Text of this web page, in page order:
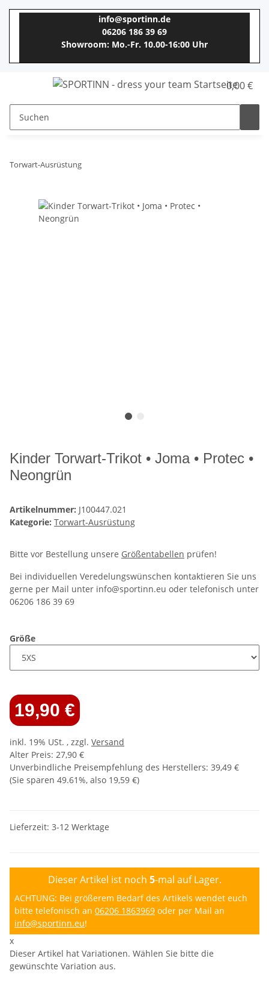
info@sportinn.de
06206 186 39 69
Showroom: Mo.-Fr. 10.00-16:00 Uhr
0,00 €
Torwart-Ausrüstung
Kinder Torwart-Trikot • Joma • Protec •
Neongrün
Artikelnummer: J100447.021
Kategorie: Torwart-Ausrüstung
Bitte vor Bestellung unsere Größentabellen prüfen!
Bei individuellen Veredelungswünschen kontaktieren Sie uns
gerne per Mail unter info@sportinn.eu oder telefonisch unter
06206 186 39 69
Größe
19,90 €
inkl. 19% USt. , zzgl. Versand
Alter Preis: 27,90 €
Unverbindliche Preisempfehlung des Herstellers: 39,49 €
(Sie sparen 49.61%, also 19,59 €)
Lieferzeit: 3-12 Werktage
Dieser Artikel ist noch 5-mal auf Lager.
ACHTUNG: Bei größerem Bedarf des Artikels wendet euch
bitte telefonisch an 06206 1863969 oder per Mail an
info@sportinn.eu!
x
Dieser Artikel hat Variationen. Wählen Sie bitte die
gewünschte Variation aus.